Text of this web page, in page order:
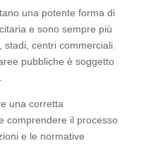
una potente forma di
e sono sempre più
stadi, centri commerciali
pubbliche è soggetto
una corretta
comprendere il processo
e le normative